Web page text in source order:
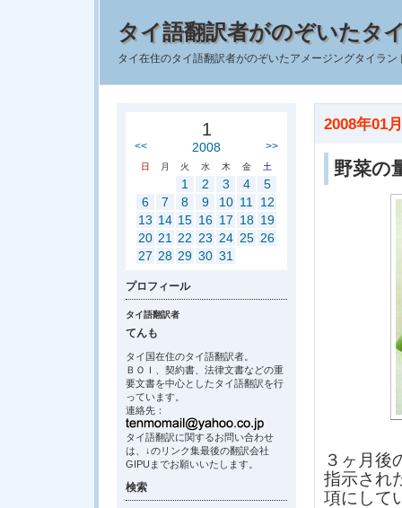
タイ語翻訳者がのぞいたタ
タイ在住のタイ語翻訳者がのぞいたアメージングタイラ
2008年01
野菜の
３ヶ月後
指示され
項にして
1
<< 2008 >>
日 月 火 水 木 金 土
1 2 3 4
5
6
7 8 9 10 11
12
13 14 15 16 17 18 19
20 21 22 23 24 25 26
27 28 29 30 31
プロフィール
タイ語翻訳者
てんも
タイ国在住のタイ語翻訳者。
ＢＯＩ、契約書、法律文書などの重
要文書を中心としたタイ語翻訳を行
っています。
連絡先：
タイ語翻訳に関するお問い合わせ
は、↓のリンク集最後の翻訳会社
GIPUまでお願いいたします。
検索